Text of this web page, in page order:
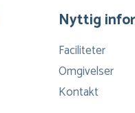
Nyttig
Faciliteter
Omgivelser
Kontakt